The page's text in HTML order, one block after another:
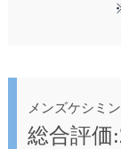
メンズケシミン
総合評価